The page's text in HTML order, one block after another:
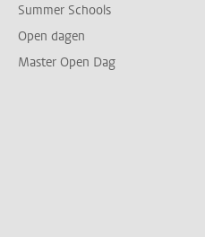
Summer Schools
Open dagen
Master Open Dag